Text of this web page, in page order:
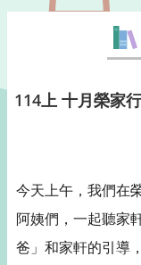
114上 十月榮家
今天上午，我們在
阿姨們，一起聽家
爸」和家軒的引導